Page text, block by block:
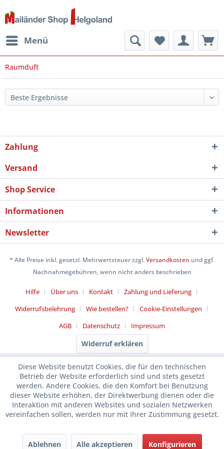
Menü
Raumduft
Zahlung
Versand
Shop Service
Informationen
Newsletter
* Alle Preise inkl. gesetzl. Mehrwertsteuer zzgl.Versandkosten und ggf.
Nachnahmegebühren, wenn nicht anders beschrieben
Hilfe Über uns Kontakt
Zahlung und Lieferung
Widerrufsbelehrung
Wie bestellen?
Cookie-Einstellungen
AGB
Datenschutz Impressum
Widerruf erklären
Diese Website benutzt Cookies, die für den technischen
Betrieb der Website erforderlich sind und stets gesetzt
werden. Andere Cookies, die den Komfort bei Benutzung
dieser Website erhöhen, der Direktwerbung dienen oder die
Interaktion mit anderen Websites und sozialen Netzwerken
vereinfachen sollen, werden nur mit Ihrer Zustimmung gesetzt.
Ablehnen Alle akzeptieren Konfigurieren